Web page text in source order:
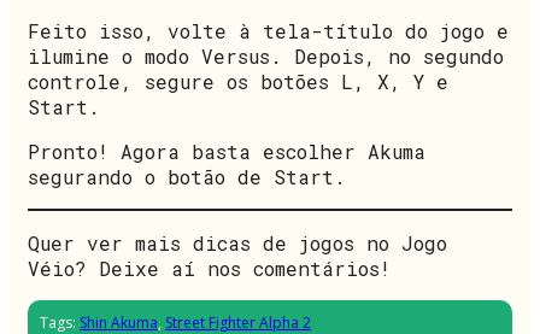
Feito isso, volte à tela-título do jogo e
ilumine o modo Versus. Depois, no segundo
controle, segure os botões L, X, Y e
Start.
Pronto! Agora basta escolher Akuma
segurando o botão de Start.
Quer ver mais dicas de jogos no Jogo
Véio? Deixe aí nos comentários!
Tags: Shin Akuma, Street Fighter Alpha 2